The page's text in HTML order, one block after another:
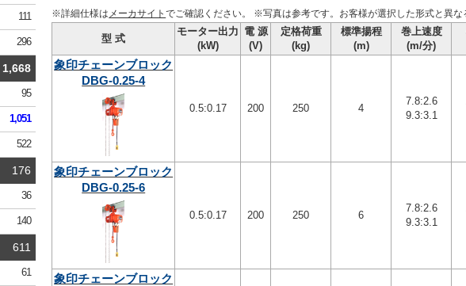
111
296
1,668
95
1,051
522
176
36
140
611
61
※詳細仕様は メーカサイトでご確認ください。 ※写真は参考です。お客様が選択した形式と異な
型 式
モーター出力
(kW)
電 源
(V)
定格荷重
(kg)
標準揚程
(m)
巻上速度
(m/分)
象印チェーンブロック
DBG-0.25-4
0.5:0.17 200 250 4
7.8:2.6
9.3:3.1
象印チェーンブロック
DBG-0.25-6
0.5:0.17 200 250 6
7.8:2.6
9.3:3.1
象印チェーンブロック